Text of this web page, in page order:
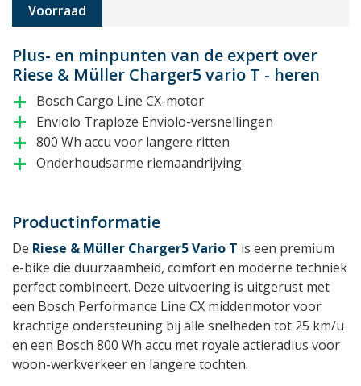
Voorraad
Plus- en minpunten van de expert over
Riese & Müller Charger5 vario T - heren
add Bosch Cargo Line CX-motor
add Enviolo Traploze Enviolo-versnellingen
add 800 Wh accu voor langere ritten
add Onderhoudsarme riemaandrijving
Productinformatie
De Riese & Müller Charger5 Vario T is een premium
e-bike die duurzaamheid, comfort en moderne techniek
perfect combineert. Deze uitvoering is uitgerust met
een Bosch Performance Line CX middenmotor voor
krachtige ondersteuning bij alle snelheden tot 25 km/u
en een Bosch 800 Wh accu met royale actieradius voor
woon-werkverkeer en langere tochten.